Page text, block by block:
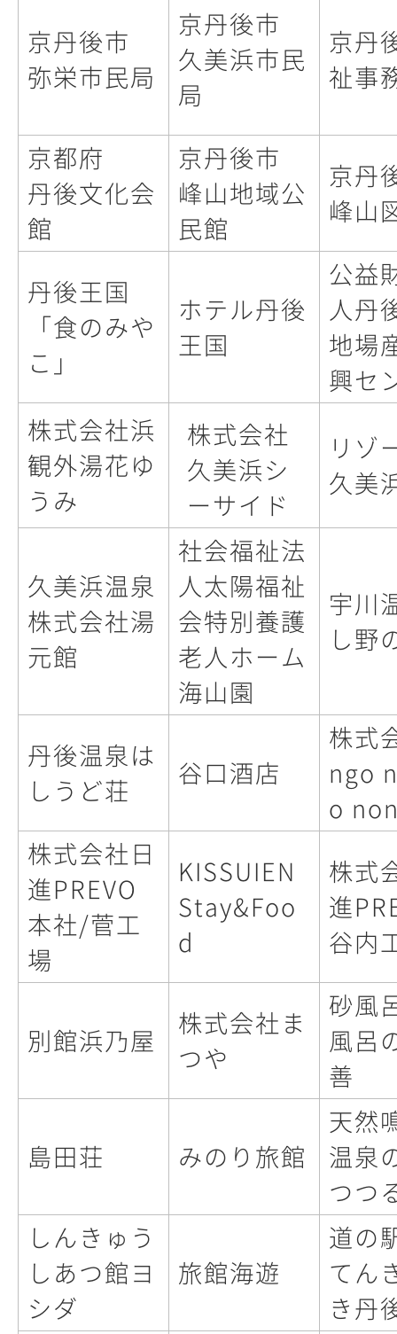
京丹後市
弥栄市民局
京丹後市
久美浜市民
局
京丹
祉事
京都府
丹後文化会
館
京丹後市
峰山地域公
民館
京丹
峰山
丹後王国
「食のみや
こ」
ホテル丹後
王国
公益
人丹
地場
興セ
株式会社浜
観外湯花ゆ
うみ
株式会社
久美浜シ
ーサイド
リゾ
久美
久美浜温泉
株式会社湯
元館
社会福祉法
人太陽福祉
会特別養護
老人ホーム
海山園
宇川
し野
丹後温泉は
しうど荘
谷口酒店
株式
ngo
o
株式会社日
進PREVO
本社/菅工
場
KISSUIEN
Stay&Foo
d
株式
進
谷内
別館浜乃屋
株式会社ま
つや
砂風
風呂
善
島田荘 みのり旅館
天然
温泉
つつ
しんきゅう
しあつ館ヨ
シダ
旅館海遊
道の
てん
き丹